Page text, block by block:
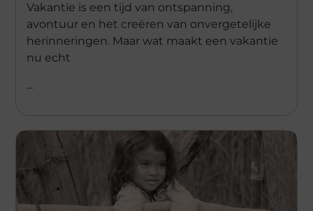
Vakantie is een tijd van ontspanning,
avontuur en het creëren van onvergetelijke
herinneringen. Maar wat maakt een vakantie
nu echt
...